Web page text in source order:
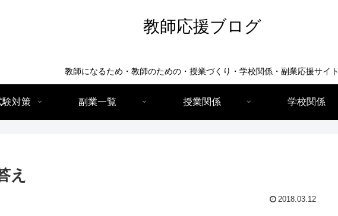
教師応援ブログ
教師になるため・教師のための・授業づくり・学校関係・副業応援サイト
験対策 副業一覧 授業関係 学校関係
え
2018.03.12